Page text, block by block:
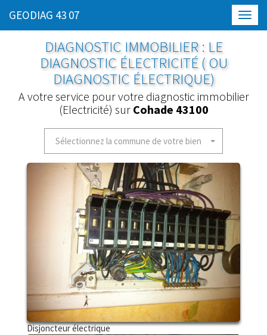
GEODIAG 43 07
DIAGNOSTIC IMMOBILIER : LE
DIAGNOSTIC ÉLECTRICITÉ ( OU
DIAGNOSTIC ÉLECTRIQUE)
A votre service pour votre diagnostic immobilier
(Electricité) sur Cohade 43100
Sélectionnez la commune de votre bien
Disjoncteur électrique